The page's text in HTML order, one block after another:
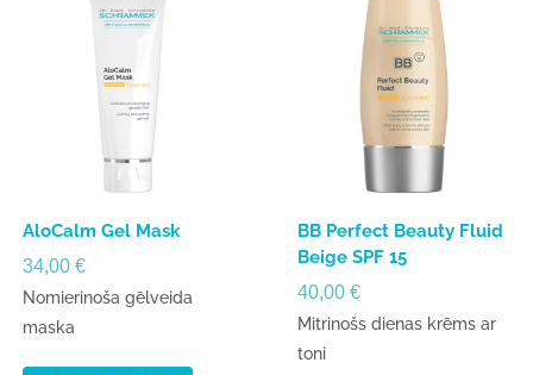
AloCalm Gel Mask
34,00€
Nomierinoša gēlveida
maska
BB Perfect Beauty Fluid
Beige SPF 15
40,00 €
Mitrinošs dienas krēms ar
toni